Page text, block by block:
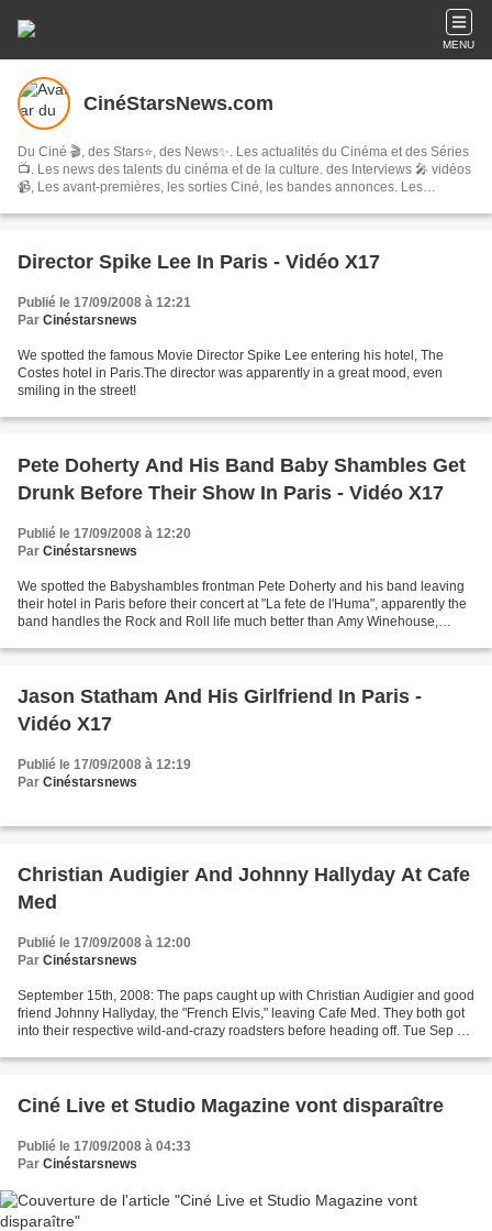
MENU
CinéStarsNews.com
Du Ciné 🎬, des Stars⭐, des News✨. Les actualités du Cinéma et des Séries
📺. Les news des talents du cinéma et de la culture. des Interviews 🎤 vidéos
📹, Les avant-premières, les sorties Ciné, les bandes annonces. Les
Director Spike Lee In Paris - Vidéo X17
Publié le 17/09/2008 à 12:21
Par Cinéstarsnews
We spotted the famous Movie Director Spike Lee entering his hotel, The
Costes hotel in Paris.The director was apparently in a great mood, even
smiling in the street!
Pete Doherty And His Band Baby Shambles Get
Drunk Before Their Show In Paris - Vidéo X17
Publié le 17/09/2008 à 12:20
Par Cinéstarsnews
We spotted the Babyshambles frontman Pete Doherty and his band leaving
their hotel in Paris before their concert at "La fete de l'Huma", apparently the
band handles the Rock and Roll life much better than Amy Winehouse,
Jason Statham And His Girlfriend In Paris -
Vidéo X17
Publié le 17/09/2008 à 12:19
Par Cinéstarsnews
Christian Audigier And Johnny Hallyday At Cafe
Med
Publié le 17/09/2008 à 12:00
Par Cinéstarsnews
September 15th, 2008: The paps caught up with Christian Audigier and good
friend Johnny Hallyday, the "French Elvis," leaving Cafe Med. They both got
into their respective wild-and-crazy roadsters before heading off. Tue Sep 16
Ciné Live et Studio Magazine vont disparaître
Publié le 17/09/2008 à 04:33
Par Cinéstarsnews